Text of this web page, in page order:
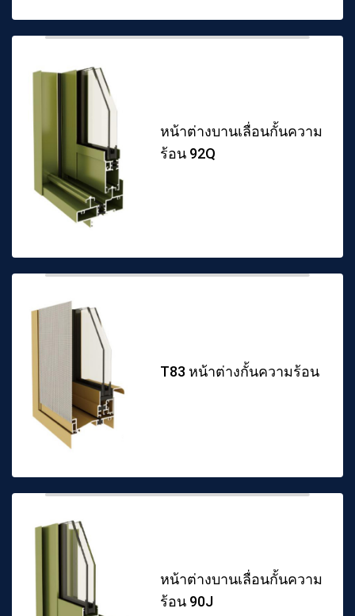
หน้าต่างบานเลื่อนกั้นความ
ร้อน 92Q
T83 หน้าต่างกั้นความร้อน
หน้าต่างบานเลื่อนกั้นความ
ร้อน 90J